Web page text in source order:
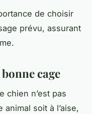
de choisir
prévu, assurant
cage
chien n’est pas
soit à l’aise,